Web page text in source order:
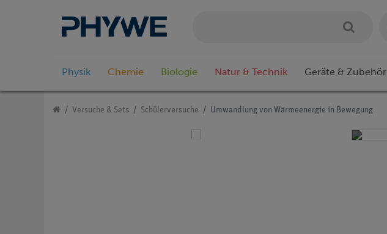
Physik Chemie Biologie Natur & Technik Geräte & Zubehör
Versuche & Sets Schülerversuche Umwandlung von Wärmeenergie in Bewegung